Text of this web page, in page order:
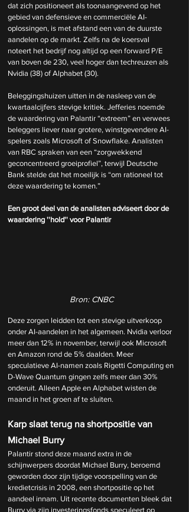
dat zich positioneert als toonaangevend op het
gebied van defensieve en commerciële AI-
oplossingen, is met afstand een van de duurste
aandelen op de markt. Zelfs na de koersval
noteert het bedrijf nog altijd op een forward P/E
van boven de 230, veel hoger dan techreuzen als
Nvidia (38) of Alphabet (30).
Beleggingshuizen uitten in de nasleep van de
kwartaalcijfers stevige kritiek. Jefferies noemde
de waardering van Palantir “extreem” en verwees
beleggers liever naar grotere, winstgevendere AI-
spelers zoals Microsoft of Snowflake. Analisten
van RBC spraken van een “zorgwekkend
geconcentreerd groeiprofiel”, terwijl Deutsche
Bank stelde dat het moeilijk is “om rationeel tot
deze waardering te komen.”
Een groot deel van de analisten adviseert door de
waardering ''hold'' voor Palantir
Bron: CNBC
Deze zorgen leidden tot een stevige uitverkoop
onder AI-aandelen in het algemeen. Nvidia verloor
meer dan 12% in november, terwijl ook Microsoft
en Amazon rond de 5% daalden. Meer
speculatieve AI-namen zoals Rigetti Computing en
D-Wave Quantum gingen zelfs meer dan 30%
onderuit. Alleen Apple en Alphabet wisten de
maand in het groen af te sluiten.
Karp slaat terug na shortpositie van
Michael Burry
Palantir stond deze maand extra in de
schijnwerpers doordat Michael Burry, beroemd
geworden door zijn tijdige voorspelling van de
kredietcrisis in 2008, een shortpositie op het
aandeel innam. Uit recente documenten bleek dat
Burry via zijn investeringsfonds speculeert op